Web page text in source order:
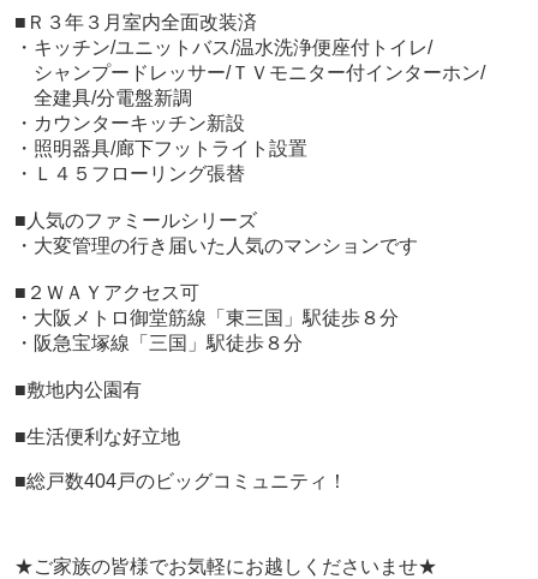
■Ｒ３年３月室内全面改装済
・キッチン/ユニットバス/温水洗浄便座付トイレ/
シャンプードレッサー/ＴＶモニター付インターホン/
全建具/分電盤新調
・カウンターキッチン新設
・照明器具/廊下フットライト設置
・Ｌ４５フローリング張替
■人気のファミールシリーズ
・大変管理の行き届いた人気のマンションです
■２ＷＡＹアクセス可
・大阪メトロ御堂筋線「東三国」駅徒歩８分
・阪急宝塚線「三国」駅徒歩８分
■敷地内公園有
■生活便利な好立地
■総戸数404戸のビッグコミュニティ！
★ご家族の皆様でお気軽にお越しくださいませ★